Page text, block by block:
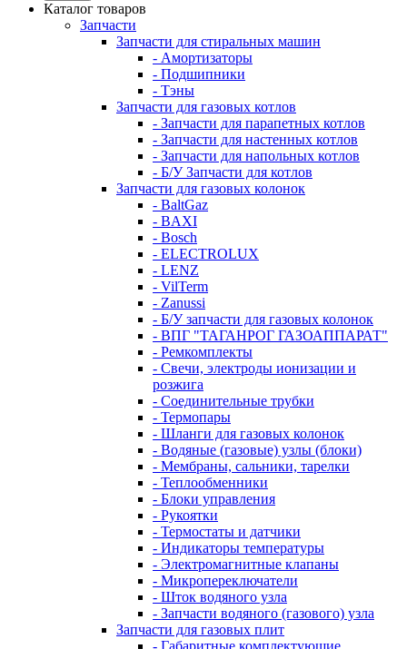
Каталог товаров
Запчасти
Запчасти для стиральных машин
- Амортизаторы
- Подшипники
- Тэны
Запчасти для газовых котлов
- Запчасти для парапетных котлов
- Запчасти для настенных котлов
- Запчасти для напольных котлов
- Б/У Запчасти для котлов
Запчасти для газовых колонок
- BaltGaz
- BAXI
- Bosch
- ELECTROLUX
- LENZ
- VilTerm
- Zanussi
- Б/У запчасти для газовых колонок
- ВПГ "ТАГАНРОГ ГАЗОАППАРАТ"
- Ремкомплекты
- Свечи, электроды ионизации и
розжига
- Соединительные трубки
- Термопары
- Шланги для газовых колонок
- Водяные (газовые) узлы (блоки)
- Мембраны, сальники, тарелки
- Теплообменники
- Блоки управления
- Рукоятки
- Термостаты и датчики
- Индикаторы температуры
- Электромагнитные клапаны
- Микропереключатели
- Шток водяного узла
- Запчасти водяного (газового) узла
Запчасти для газовых плит
- Габаритные комплектующие